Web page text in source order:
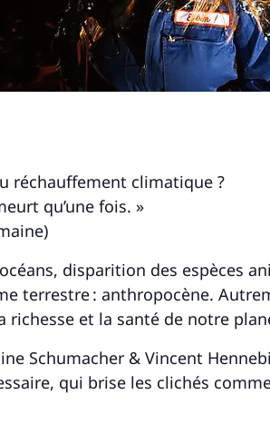
réchauffement climatique ?
qu’une fois. »
disparition des espèces
terrestre : anthropocène.
richesse et la santé de notre
Schumacher & Vincent
qui brise les clichés